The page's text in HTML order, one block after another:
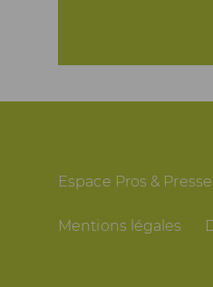
Espace Pros & Presse
Mentions légales